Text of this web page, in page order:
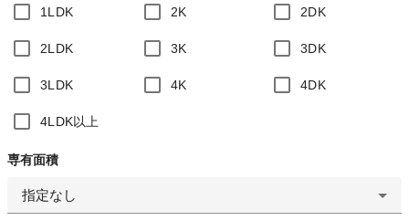
1LDK 2K 2DK
2LDK 3K 3DK
3LDK 4K 4DK
4LDK以上
専有面積
指定なし